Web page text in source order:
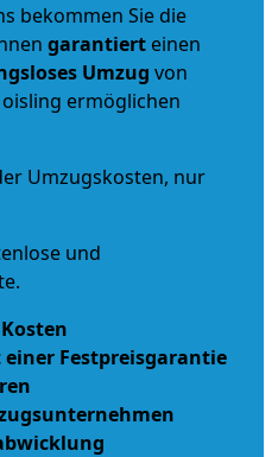
bekommen Sie die
garantiert einen
Umzug von
ermöglichen
Umzugskosten, nur
und
Festpreisgarantie